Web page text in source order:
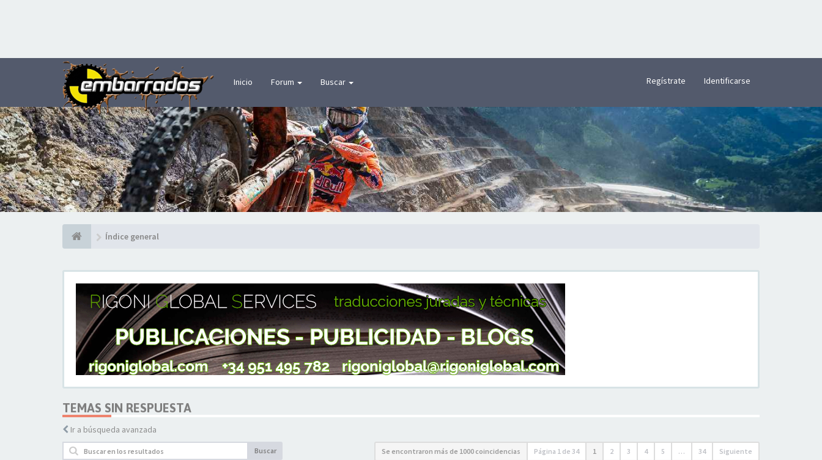
Inicio Forum Buscar Regístrate Identificarse
Índice general
TEMAS SIN RESPUESTA
Ir a búsqueda avanzada
Buscar Se encontraron más de 1000 coincidencias Página 1 de 34 1 2 3 4 5 … 34 Siguiente